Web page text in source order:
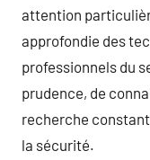
attention
approfondie des
professionnels du
prudence, de
recherche
la sécurité.